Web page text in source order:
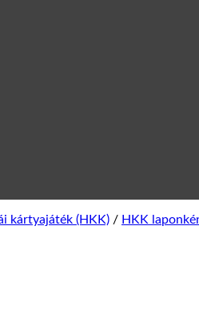
kártyajáték (HKK) / HKK